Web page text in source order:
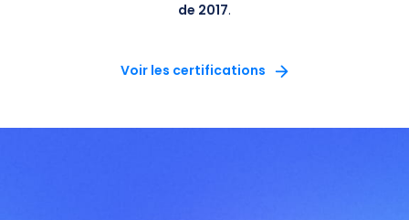
de 2017.
Voir les certifications